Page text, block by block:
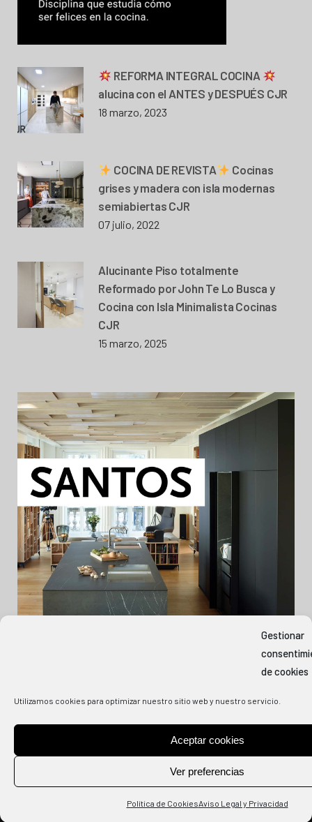
Gestionar
de cookies
Utilizamos cookies para optimizar nuestro sitio web y nuestro servicio.
Aceptar cookies
Ver preferencias
Política de CookiesAviso Legal y Privacidad
REFORMA INTEGRAL COCINA
alucina con el ANTES y DESPUÉS CJR
18 marzo, 2023
COCINA DE REVISTA
Cocinas
grises y madera con isla modernas
semiabiertas CJR
07 julio, 2022
Alucinante Piso totalmente
Reformado por John Te Lo Busca y
Cocina con Isla Minimalista Cocinas
CJR
15 marzo, 2025
INDOSMEDIA.
BASES SORTEO COCINAS CJR X SINGULAR MARKET